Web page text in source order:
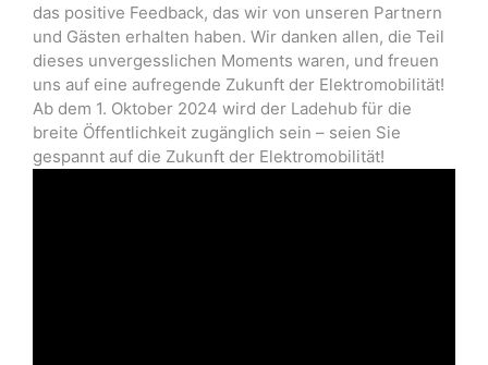
das positive Feedback, das wir von unseren Partnern
und Gästen erhalten haben. Wir danken allen, die Teil
dieses unvergesslichen Moments waren, und freuen
uns auf eine aufregende Zukunft der Elektromobilität!
Ab dem 1. Oktober 2024 wird der Ladehub für die
breite Öffentlichkeit zugänglich sein – seien Sie
gespannt auf die Zukunft der Elektromobilität!